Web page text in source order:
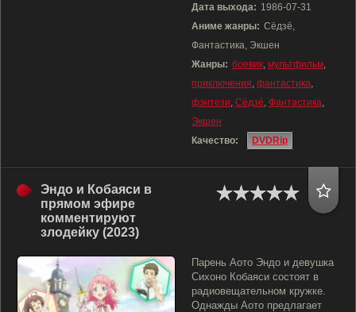
Дата выхода: 1986-07-31
Аниме жанры: Сёдзё,
Фантастика, Экшен
Жанры: боевик, мультфильм,
приключения, фантастика,
фэнтези, Сёдзё, Фантастика,
Экшен
Качество:
DVDRip
Эндо и Кобаяси в
прямом эфире
комментируют
злодейку (2023)
Парень Аото Эндо и девушка
Сихоно Кобаяси состоят в
радиовещательном кружке.
Однажды Аото предлагает